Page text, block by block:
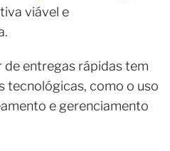
viável e
entregas rápidas tem
tecnológicas, como o uso
e gerenciamento